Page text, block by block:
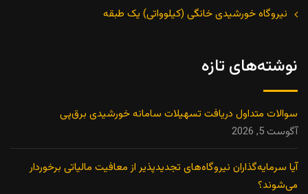
نیروگاه خورشیدی خانگی (کیلوواتی) یک طبقه
نوشته‌های تازه
سوالات متداول دریافت تسهیلات سامانه خورشیدی برق‌پی
آگوست 5, 2026
آیا سرمایه‌گذاران نیروگاه‌های تجدیدپذیر از معافیت مالیاتی برخوردار
می‌شوند؟